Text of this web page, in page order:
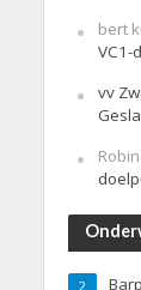
bert
VC1-
vv
2